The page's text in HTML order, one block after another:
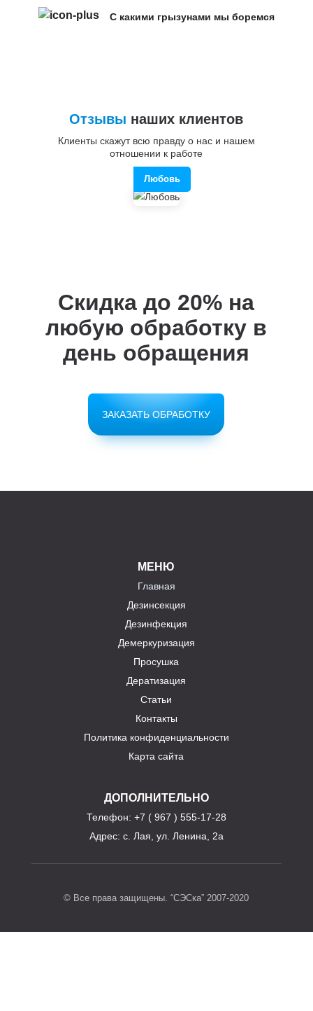
С какими грызунами мы боремся
Отзывы наших клиентов
Клиенты скажут всю правду о нас и нашем
отношении к работе
Любовь
Скидка до 20% на
любую обработку в
день обращения
ЗАКАЗАТЬ ОБРАБОТКУ
МЕНЮ
Главная
Дезинсекция
Дезинфекция
Демеркуризация
Просушка
Дератизация
Статьи
Контакты
Политика конфиденциальности
Карта сайта
ДОПОЛНИТЕЛЬНО
Телефон: +7 ( 967 ) 555-17-28
Адрес: с. Лая, ул. Ленина, 2а
© Все права защищены. “СЭСка” 2007-2020